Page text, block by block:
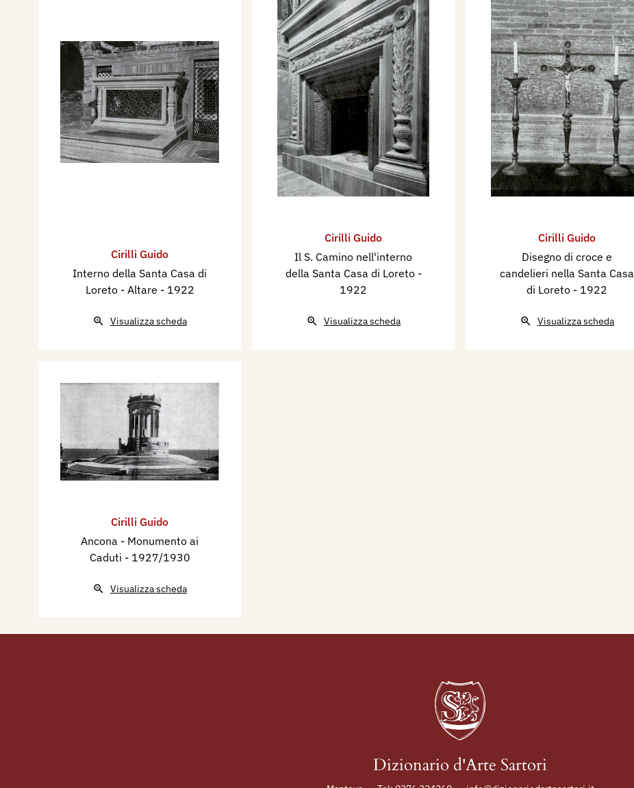
Cirilli Guido
Interno della Santa Casa di
Loreto - Altare - 1922
Visualizza scheda
Cirilli Guido
Il S. Camino nell'interno
della Santa Casa di Loreto -
1922
Visualizza scheda
Cirilli Guido
Disegno di croce e
candelieri nella Santa Casa
di Loreto - 1922
Visualizza scheda
Cirilli Guido
Ancona - Monumento ai
Caduti - 1927/1930
Visualizza scheda
Dizionario d'Arte Sartori